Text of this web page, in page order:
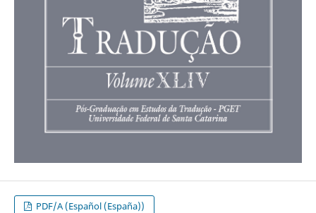
PDF/A (Español (España))